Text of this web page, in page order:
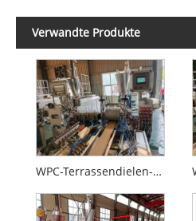
Verwandte Produkte
WPC-Terrassendielen-Produktionsmaschine